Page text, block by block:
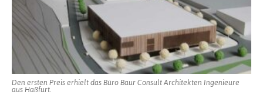
Den ersten Preis erhielt das Büro Baur Consult Architekten Ingenieure
aus Haßfurt.